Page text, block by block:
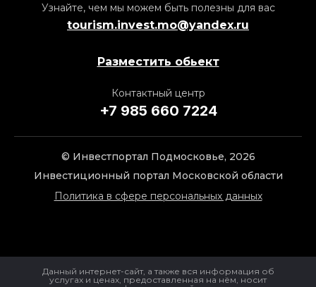
Узнайте, чем мы можем быть полезны для вас
tourism.invest.mo@yandex.ru
Разместить обьект
Контактный центр
+7 985 660 7224
© Инвестпортал Подмосковье, 2026
Инвестиционный портал Московской области
Политика в сфере персональных данных
Данный интернет-сайт, а также вся информация об
услугах и ценах, предоставленная на нём, носит